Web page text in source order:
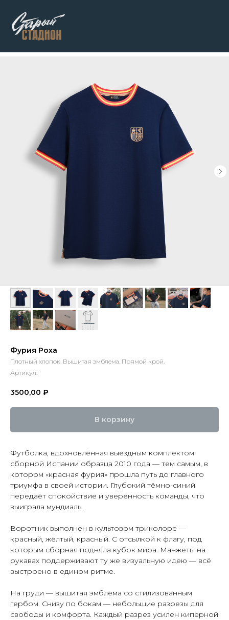
Фурия Роха
Плотный хлопок. Вышитая эмблема. Прямой крой.
Артикул:
3500,00 ₽
В корзину
Футболка, вдохновлённая выездным комплектом
сборной Испании образца 2010 года — тем самым, в
котором «красная фурия» прошла путь до главного
триумфа в своей истории. Глубокий тёмно-синий
передаёт спокойствие и уверенность команды, что
выиграла мундиаль.
Воротник выполнен в культовом триколоре —
красный, жёлтый, красный. С отсылкой к флагу, под
которым сборная подняла кубок мира. Манжеты на
рукавах поддерживают ту же визуальную идею — всё
выстроено в едином ритме.
На груди — вышитая эмблема со стилизованным
гербом. Снизу по бокам — небольшие разрезы для
свободы и комфорта. Каждый разрез усилен киперной